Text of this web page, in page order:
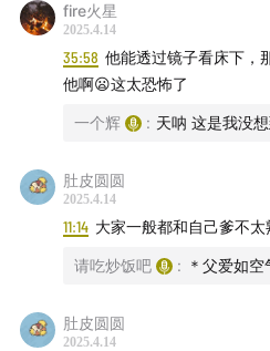
雅：围头半岛
主播：辉子、炒饭
消失的邻居
07:39 怪叔叔
诡屋
fire火星
2025.4.14
35:58 他能透过镜子看床下，
他啊😦这太恐怖了
一个辉 : 天呐 这是我没想
肚皮圆圆
2025.4.14
11:14 大家一般都和自己爹不太
请吃炒饭吧 : ＊父爱如空
肚皮圆圆
2025.4.14